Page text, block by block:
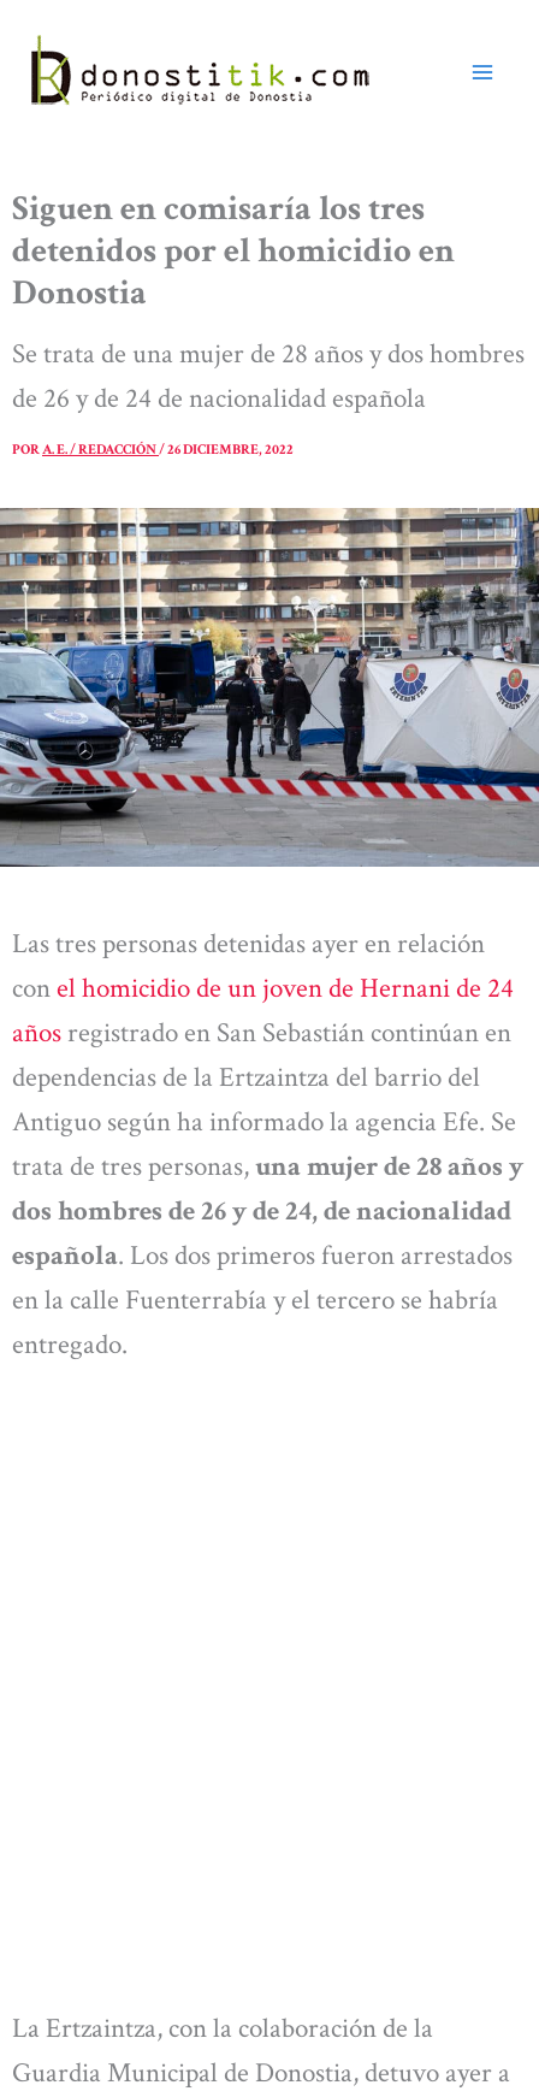
contenido
Siguen en comisaría los tres
detenidos por el homicidio en
Donostia
Se trata de una mujer de 28 años y dos hombres
de 26 y de 24 de nacionalidad española
PORA. E. / REDACCIÓN/26 DICIEMBRE, 2022
Las tres personas detenidas ayer en relación
conel homicidio de un joven de Hernani de 24
años registrado en San Sebastián continúan en
dependencias de la Ertzaintza del barrio del
Antiguo según ha informado la agencia Efe. Se
trata de tres personas,una mujer de 28 años y
dos hombres de 26 y de 24, de nacionalidad
española. Los dos primeros fueron arrestados
en la calle Fuenterrabía y el tercero se habría
entregado.
La Ertzaintza, con la colaboración de la
Guardia Municipal de Donostia, detuvo ayer a